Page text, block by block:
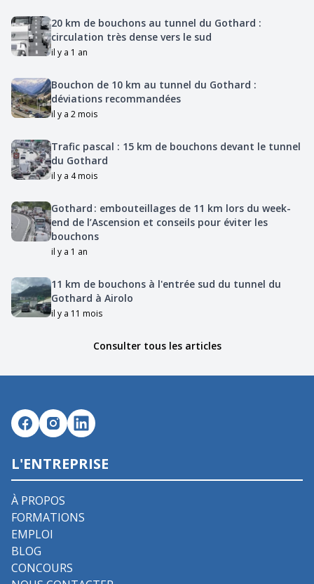
20 km de bouchons au tunnel du Gothard :
circulation très dense vers le sud
il y a 1 an
Bouchon de 10 km au tunnel du Gothard :
déviations recommandées
il y a 2 mois
Trafic pascal : 15 km de bouchons devant le tunnel
du Gothard
il y a 4 mois
Gothard : embouteillages de 11 km lors du week-
end de l’Ascension et conseils pour éviter les
bouchons
il y a 1 an
11 km de bouchons à l'entrée sud du tunnel du
Gothard à Airolo
il y a 11 mois
Consulter tous les articles
L'ENTREPRISE
À PROPOS
FORMATIONS
EMPLOI
BLOG
CONCOURS